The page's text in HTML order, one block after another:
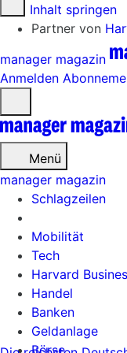
Zum Inhalt springen
Partner von
manager magazin
Anmelden
öffnen
Menü
Schlagzeilen
Mobilität
Tech
Harvard
Handel
Banken
Geldanlage
Börse
manager magazin